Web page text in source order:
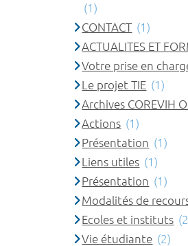
(1)
CONTACT (1)
ACTUALITES ET
Votre prise en
Le projet TIE (1)
Archives COREVIH
Actions (1)
Présentation (1)
Liens utiles (1)
Présentation (1)
Modalités de
Ecoles et instituts
Vie étudiante (2)